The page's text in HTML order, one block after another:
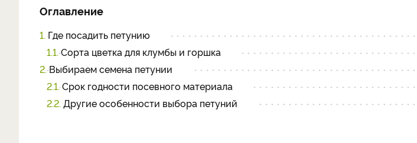
Оглавление
1. Где посадить петунию
1.1. Сорта цветка для клумбы и горшка
2. Выбираем семена петунии
2.1. Срок годности посевного материала
2.2. Другие особенности выбора петуний